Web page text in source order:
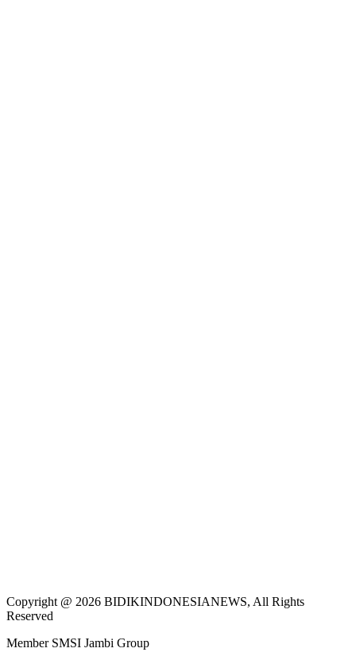
Copyright @ 2026 BIDIKINDONESIANEWS, All Rights
Reserved
Member SMSI Jambi Group